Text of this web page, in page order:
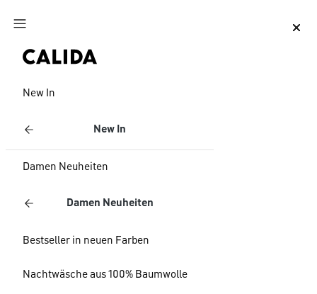
Zum Hauptinhalt springen
New In
New In
Damen Neuheiten
Damen Neuheiten
Bestseller in neuen Farben
Nachtwäsche aus 100% Baumwolle